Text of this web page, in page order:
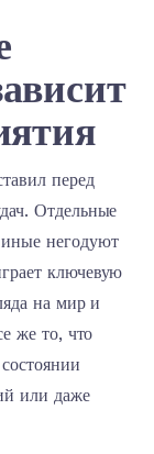
перед
Отдельные
негодуют
ключевую
на мир и
же то, что
или даже